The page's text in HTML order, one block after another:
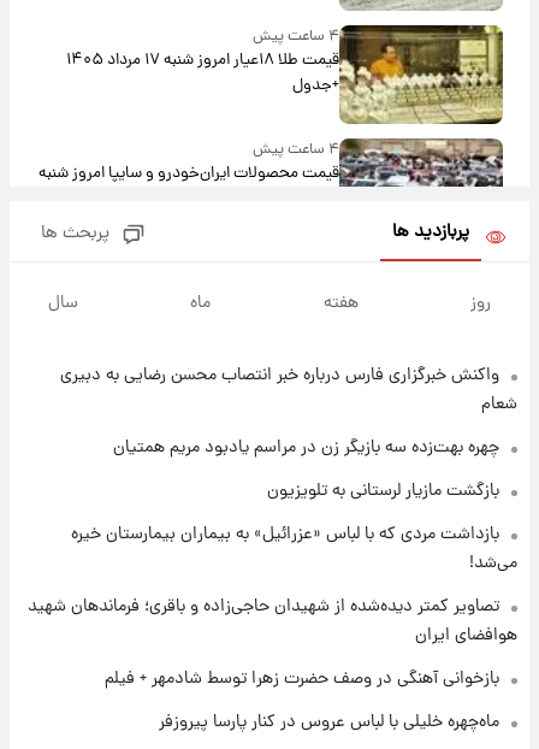
۴ ساعت پیش
قیمت طلا ۱۸عیار امروز شنبه ۱۷ مرداد ۱۴۰۵
+جدول
۴ ساعت پیش
قیمت محصولات ایران‌خودرو و سایپا امروز شنبه
شنبه ۱۷ مرداد ۱۴۰۵
۱۸ ساعت پیش
۲۳ ساعت پیش
باقری؛ فرماندهان شهید هوافضای ایران
۱ روز پیش
قیمت خودروهای سایپا تغییر کرد؛ لیست قیمت
پربازدید ها پربحث ها
روز هفته ماه سال
واکنش خبرگزاری فارس درباره خبر انتصاب محسن رضایی به دبیری
شعام
چهره بهت‌زده سه بازیگر زن در مراسم یادبود مریم همتیان
بازگشت مازیار لرستانی به تلویزیون
بازداشت مردی که با لباس «عزرائیل» به بیماران بیمارستان خیره
می‌شد!
تصاویر کمتر دیده‌شده از شهیدان حاجی‌زاده و باقری؛ فرماندهان شهید
هوافضای ایران
بازخوانی آهنگی در وصف حضرت زهرا توسط شادمهر + فیلم
ماه‌چهره خلیلی با لباس عروس در کنار پارسا پیروزفر